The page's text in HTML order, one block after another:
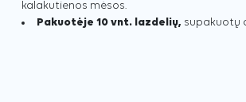
kalakutienos mėsos.
Pakuotėje 10 vnt. lazdelių, supakuotų